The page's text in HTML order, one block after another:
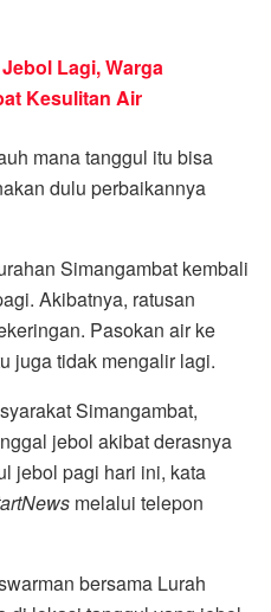
Lagi, Warga
Kesulitan Air
mana tanggul itu bisa
dulu perbaikannya
Simangambat kembali
Akibatnya, ratusan
Pasokan air ke
juga tidak mengalir lagi.
Simangambat,
jebol akibat derasnya
jebol pagi hari ini, kata
melalui telepon
bersama Lurah